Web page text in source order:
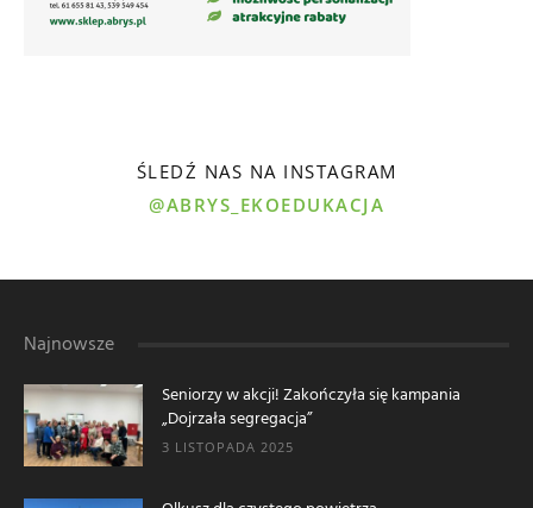
ŚLEDŹ NAS NA INSTAGRAM
@ABRYS_EKOEDUKACJA
Najnowsze
Seniorzy w akcji! Zakończyła się kampania
„Dojrzała segregacja”
3 LISTOPADA 2025